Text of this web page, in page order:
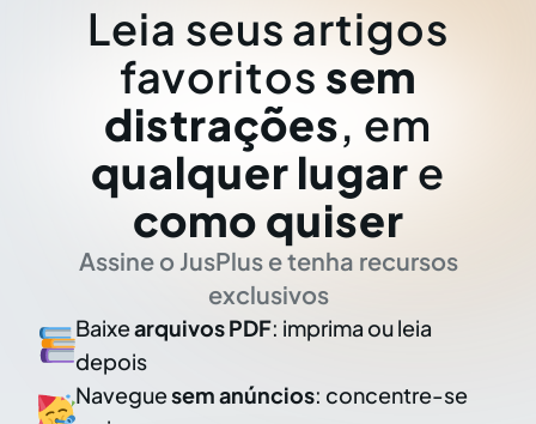
Leia seus artigos
favoritos sem
distrações, em
qualquer lugar e
como quiser
Assine o JusPlus e tenha recursos
exclusivos
Baixearquivos PDF: imprima ou leia
depois
Naveguesem anúncios: concentre-se